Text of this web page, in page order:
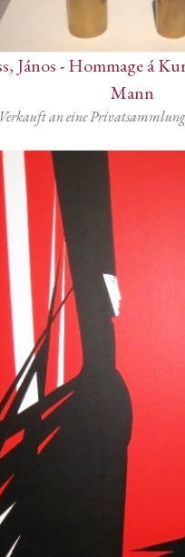
János-Hommage á
Mann
Verkauft an eine